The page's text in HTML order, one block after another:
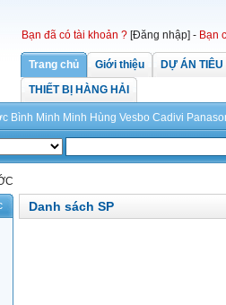
Bạn đã có tài khoản ? [Đăng nhập] - Bạn
Trang chủ Giới thiệu
DỰ ÁN
THIẾT BỊ HÀNG HẢI
Bình Minh Minh Hùng Vesbo Cadivi
Danh sách SP